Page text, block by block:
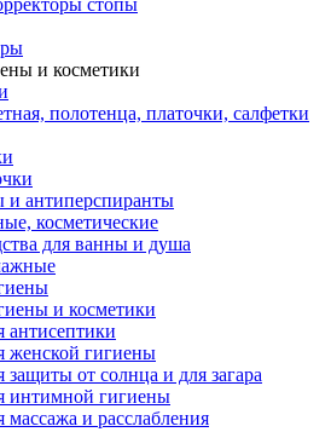
стопы
и косметики
полотенца, платочки, салфетки
и антиперспиранты
косметические
для ванны и душа
и косметики
антисептики
женской гигиены
защиты от солнца и для загара
интимной гигиены
массажа и расслабления